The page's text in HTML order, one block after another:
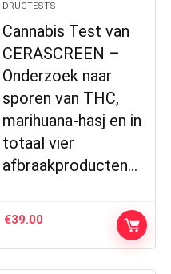
DRUGTESTS
Cannabis Test van
CERASCREEN –
Onderzoek naar
sporen van THC,
marihuana-hasj en in
totaal vier
afbraakproducten…
€39.00